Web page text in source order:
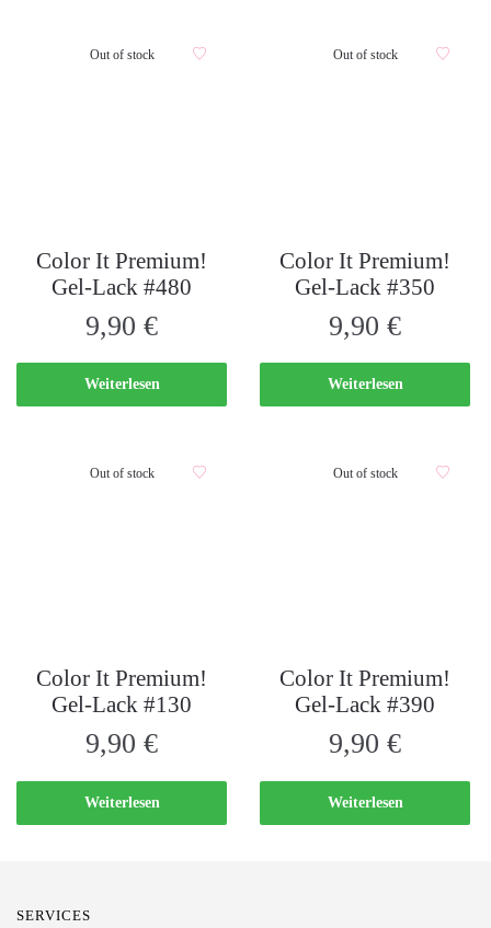
Out of stock
Color It Premium!
Gel-Lack #480
9,90€
Weiterlesen
Out of stock
Color It Premium!
Gel-Lack #350
9,90€
Weiterlesen
Out of stock
Color It Premium!
Gel-Lack #130
9,90€
Weiterlesen
Out of stock
Color It Premium!
Gel-Lack #390
9,90€
Weiterlesen
SERVICES